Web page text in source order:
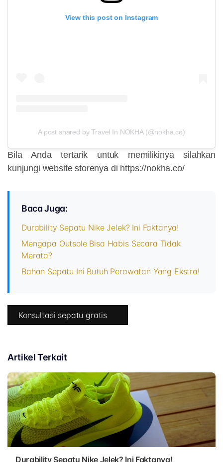
View this post on Instagram
A post shared by Travel In NOKHA (@nokha.co)
Bila Anda tertarik untuk memilikinya silahkan
kunjungi website storenya di https://nokha.co/
Baca Juga:
Durability Sepatu Nike Jelek? Ini Faktanya!
Mengapa Outsole Bisa Habis Secara Tidak
Merata?
Bahan Sepatu Ini Butuh Perawatan Yang Ekstra!
Konsultasi sepatu gratis
Artikel Terkait
Durability Sepatu Nike Jelek? Ini Faktanya!